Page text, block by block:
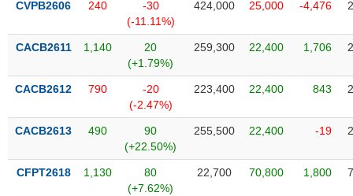
doanh
Tin
Tâm
CVPB2606 240
-30
(-11.11%)
424,000 25,000 -4,476
CACB2611 1,140
20
(+1.79%)
259,300 22,400 1,706
CACB2612 790
-20
(-2.47%)
223,400 22,400 843
CACB2613 490
90
(+22.50%)
255,500 22,400 -19
CFPT2618 1,130
80
(+7.62%)
22,700 70,800 1,800
CÔNG